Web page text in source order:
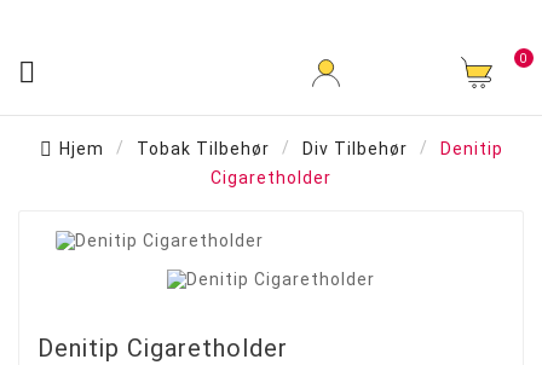
 0
Hjem Tobak Tilbehør Div Tilbehør
Denitip
Cigaretholder
Denitip Cigaretholder